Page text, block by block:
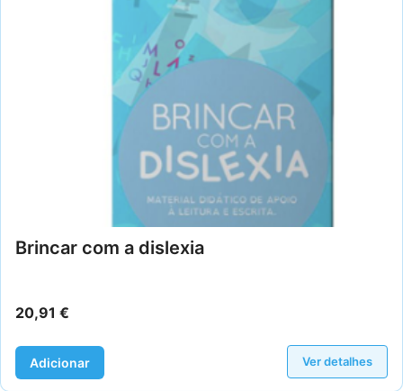
Brincar com a dislexia
20,91 €
Adicionar Ver detalhes